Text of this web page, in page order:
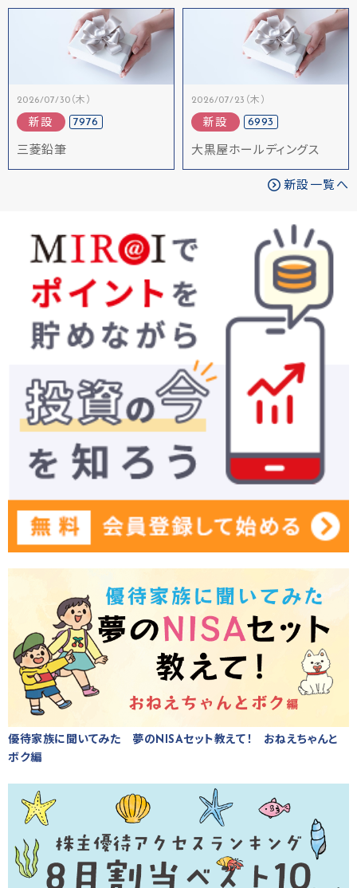
2026/07/30（木）
新設 7976
三菱鉛筆
2026/07/23（木）
新設 6993
大黒屋ホールディングス
新設一覧へ
優待家族に聞いてみた 夢のNISAセット教えて！ おねえちゃんと
ボク編